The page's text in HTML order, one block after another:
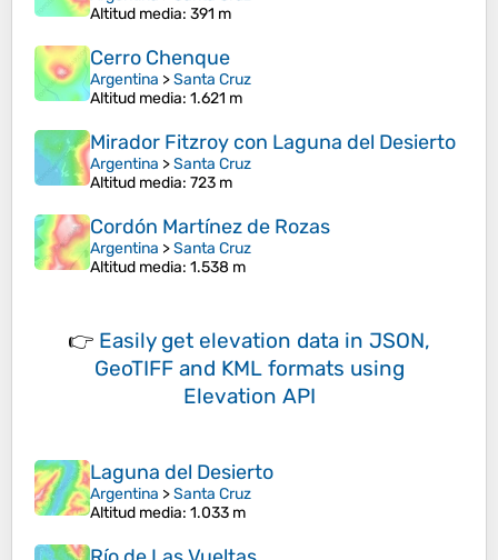
Altitud media: 391 m
Cerro Chenque
Argentina >Santa Cruz
Altitud media: 1.621 m
Mirador Fitzroy con Laguna del Desierto
Argentina >Santa Cruz
Altitud media: 723 m
Cordón Martínez de Rozas
Argentina >Santa Cruz
Altitud media: 1.538 m
👉 Easily get elevation data in JSON,
GeoTIFF and KML formats using
Elevation API
Laguna del Desierto
Argentina >Santa Cruz
Altitud media: 1.033 m